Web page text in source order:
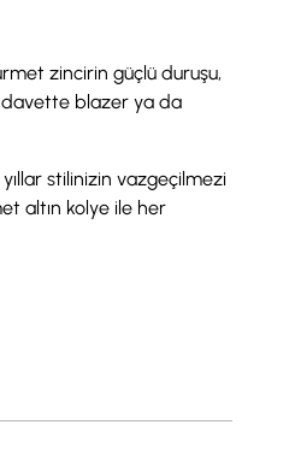
zincirin güçlü duruşu,
davette blazer ya da
stilinizin vazgeçilmezi
altın kolye ile her